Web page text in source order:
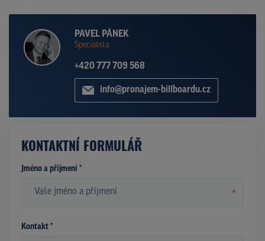
PAVEL PÁNEK
Specialista
+420 777 709 568
info@pronajem-billboardu.cz
KONTAKTNÍ FORMULÁŘ
Jméno a příjmení *
*
Kontakt *